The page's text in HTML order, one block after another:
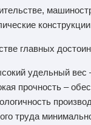
главных
удельный вес
прочность –
труда